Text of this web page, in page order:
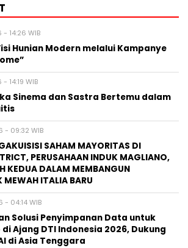
14:26 WIB
Hunian Modern melalui Kampanye
14:19 WIB
Sinema dan Sastra Bertemu dalam
- 09:32 WIB
SAHAM MAYORITAS DI
PERUSAHAAN INDUK MAGLIANO,
KEDUA DALAM MEMBANGUN
MEWAH ITALIA BARU
04:14 WIB
Solusi Penyimpanan Data untuk
Ajang DTI Indonesia 2026, Dukung
di Asia Tenggara